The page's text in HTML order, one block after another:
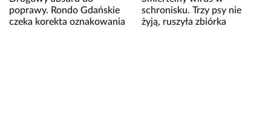
poprawy. Rondo Gdańskie
czeka korekta oznakowania
schronisku. Trzy psy nie
żyją, ruszyła zbiórka